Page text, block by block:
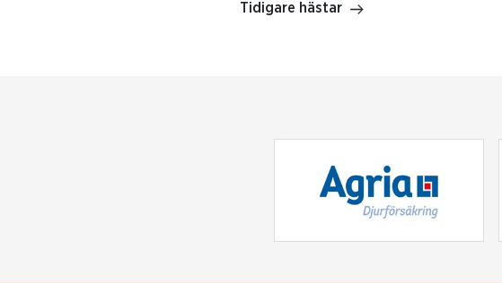
Tidigare hästar